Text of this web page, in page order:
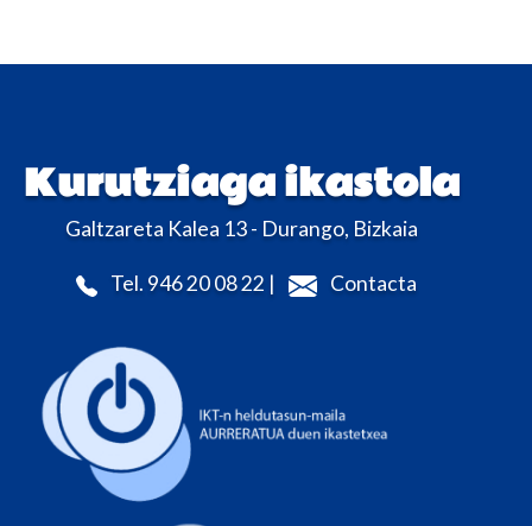
Kurutziaga ikastola
Galtzareta Kalea 13 - Durango, Bizkaia
Tel. 946 20 08 22 | Contacta